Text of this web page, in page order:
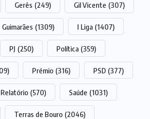
Gerês (249) Gil Vicente (307)
Guimarães (1309) I Liga (1407)
PJ (250) Política (359)
Prémio (316) PSD (377)
Relatório (570) Saúde (1031)
Terras de Bouro (2046)